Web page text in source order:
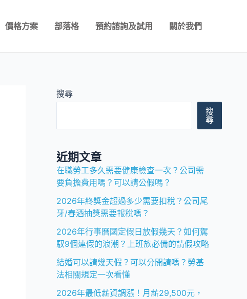
價格方案 部落格 預約諮詢及試用 關於我們
搜尋
搜
尋
近期文章
在職勞工多久需要健康檢查一次？公司需
要負擔費用嗎？可以請公假嗎？
2026年終獎金超過多少需要扣稅？公司尾
牙/春酒抽獎需要報稅嗎？
2026年行事曆國定假日放假幾天？如何駕
馭9個連假的浪潮？上班族必備的請假攻略
結婚可以請幾天假？可以分開請嗎？勞基
法相關規定一次看懂
2026年最低薪資調漲！月薪29,500元，